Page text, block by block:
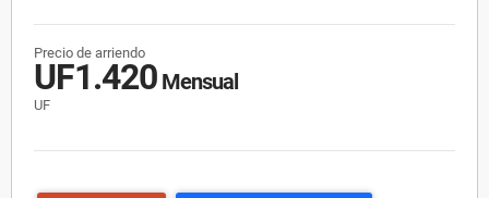
Precio de arriendo
UF1.420 Mensual
UF